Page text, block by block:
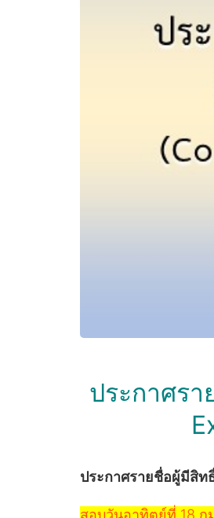
ประกาศร
ประกาศรายชื่อผู้มีสิท
สอบวันอาทิตย์ที่ 18 กุ